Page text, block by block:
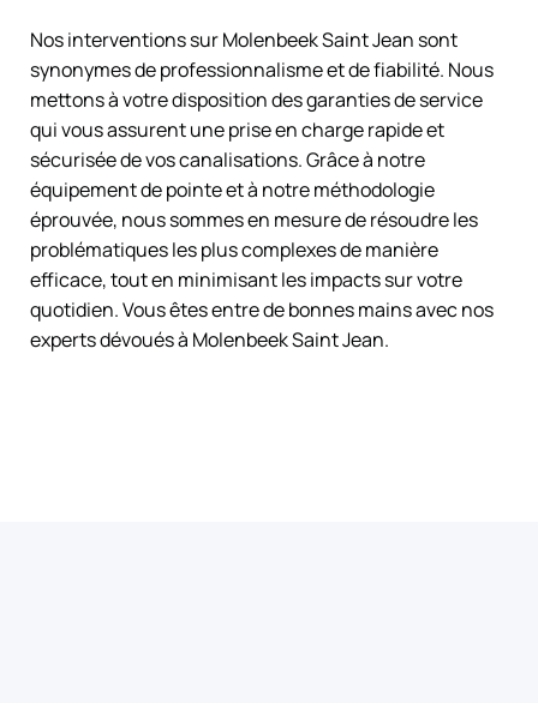
Nos interventions sur Molenbeek Saint Jean sont
synonymes de professionnalisme et de fiabilité. Nous
mettons à votre disposition des garanties de service
qui vous assurent une prise en charge rapide et
sécurisée de vos canalisations. Grâce à notre
équipement de pointe et à notre méthodologie
éprouvée, nous sommes en mesure de résoudre les
problématiques les plus complexes de manière
efficace, tout en minimisant les impacts sur votre
quotidien. Vous êtes entre de bonnes mains avec nos
experts dévoués à Molenbeek Saint Jean.